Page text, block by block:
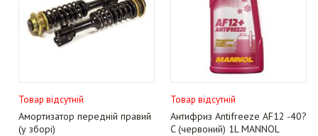
Товар відсутній
Амортизатор передній правий
(у зборі)
Товар відсутній
Антифриз Antifreeze AF12 -40?
C (червоний) 1L MANNOL